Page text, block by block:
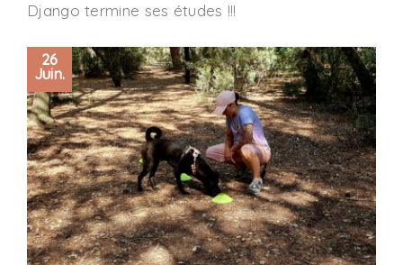
Django termine ses études !!!
26
Juin.